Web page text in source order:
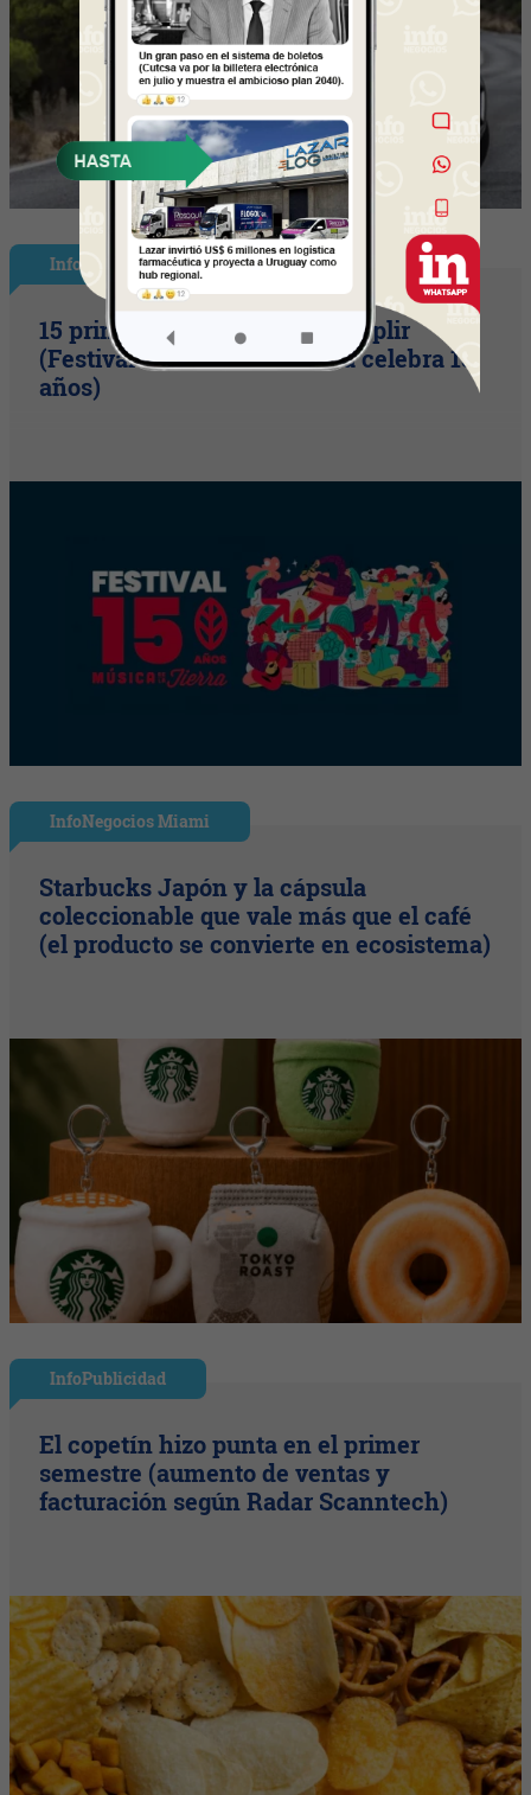
InfoShow
15 primaveras tienes que cumplir
(Festival Música de la Tierra celebra 15
años)
InfoNegocios Miami
Starbucks Japón y la cápsula
coleccionable que vale más que el café
(el producto se convierte en ecosistema)
InfoPublicidad
El copetín hizo punta en el primer
semestre (aumento de ventas y
facturación según Radar Scanntech)